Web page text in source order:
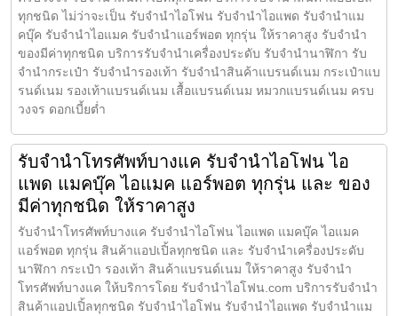
ทุกชนิด ไม่ว่าจะเป็น รับจำนำไอโฟน รับจำนำไอแพด รับจำนำแม
คบุ๊ค รับจำนำไอแมค รับจำนำแอร์พอต ทุกรุ่น ให้ราคาสูง รับจำนำ
ของมีค่าทุกชนิด บริการรับจำนำเครื่องประดับ รับจำนำนาฬิกา รับ
จำนำกระเป๋า รับจำนำรองเท้า รับจำนำสินค้าแบรนด์เนม กระเป๋าแบ
รนด์เนม รองเท้าแบรนด์เนม เสื้อแบรนด์เนม หมวกแบรนด์เนม ครบ
วงจร ดอกเบี้ยต่ำ
รับจำนำโทรศัพท์บางแค รับจำนำไอโฟน ไอ
แพด แมคบุ๊ค ไอแมค แอร์พอต ทุกรุ่น และ ของ
มีค่าทุกชนิด ให้ราคาสูง
รับจำนำโทรศัพท์บางแค รับจำนำไอโฟน ไอแพด แมคบุ๊ค ไอแมค
แอร์พอต ทุกรุ่น สินค้าแอปเปิ้ลทุกชนิด และ รับจำนำเครื่องประดับ
นาฬิกา กระเป๋า รองเท้า สินค้าแบรนด์เนม ให้ราคาสูง รับจำนำ
โทรศัพท์บางแค ให้บริการโดย รับจํานําไอโฟน.com บริการรับจำนำ
สินค้าแอปเปิ้ลทุกชนิด รับจำนำไอโฟน รับจำนำไอแพด รับจำนำแม